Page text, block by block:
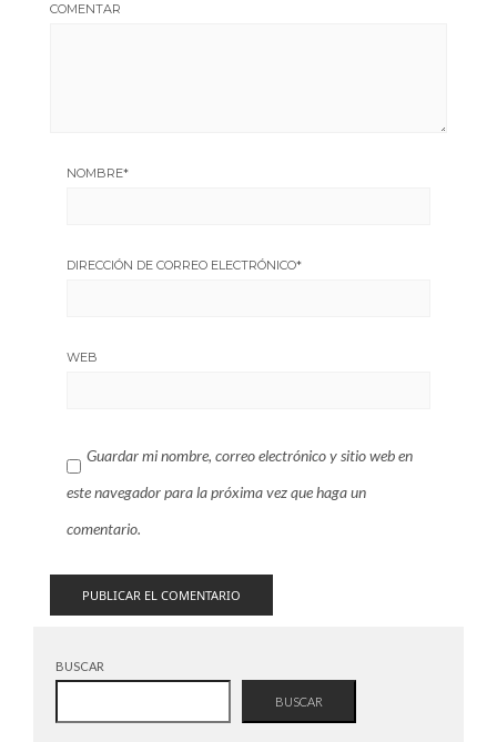
COMENTAR
NOMBRE*
DIRECCIÓN DE CORREO ELECTRÓNICO*
WEB
Guardar mi nombre, correo electrónico y sitio web en
este navegador para la próxima vez que haga un
comentario.
BUSCAR
BUSCAR